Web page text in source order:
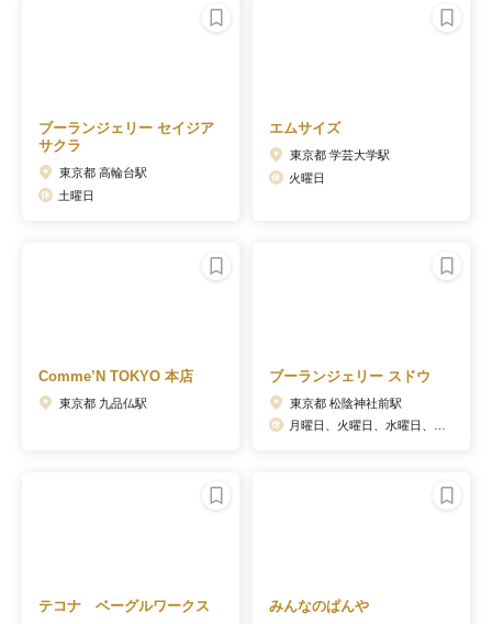
ブーランジェリー セイジア
サクラ
東京都 高輪台駅
土曜日
エムサイズ
東京都 学芸大学駅
火曜日
Comme’N TOKYO 本店
東京都 九品仏駅
ブーランジェリー スドウ
東京都 松陰神社前駅
テコナ ベーグルワークス みんなのぱんや